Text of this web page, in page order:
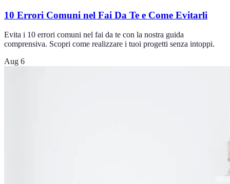
10 Errori Comuni nel Fai Da Te e Come Evitarli
Evita i 10 errori comuni nel fai da te con la nostra guida
comprensiva. Scopri come realizzare i tuoi progetti senza intoppi.
Aug 6